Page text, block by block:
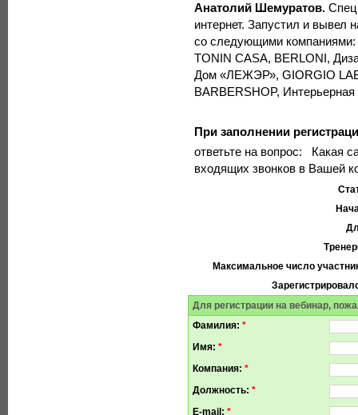
Анатолий Шемуратов.
интернет. Запустил и вывел
со следующими
TONIN CASA, BERLONI,
Дом «ЛЕЖЭР», GIORGIO
BARBERSHOP, Интерьерная
При заполнении
ответьте на вопрос:
Какая
входящих звонков в Вашей
Максимальное число
Для регистрации на вебинар,
Фамилия: *
Имя: *
Компания: *
Должность: *
E-mail: *